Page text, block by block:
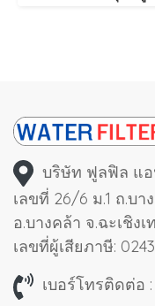
บริษัท ฟูลฟิล แอ
เลขที่ 26/6 ม.1 ถ.บ
อ.บางคล้า จ.ฉะเชิงเ
เลขที่ผู้เสียภาษี:
เบอร์โทรติดต่อ :